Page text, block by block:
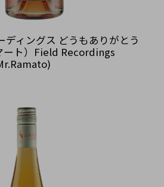
ディングス どうもありがとう
ート）Field Recordings